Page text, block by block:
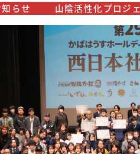
らせ 山陰活性化プロジ